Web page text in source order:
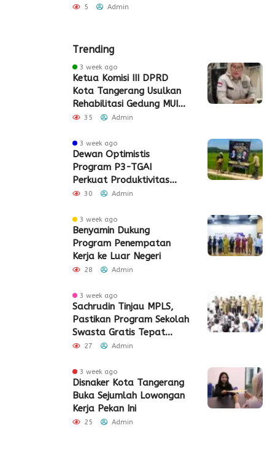
5 Admin
Trending
3 week ago
Ketua Komisi III DPRD
Kota Tangerang Usulkan
Rehabilitasi Gedung MUI
Periuk
35 Admin
3 week ago
Dewan Optimistis
Program P3-TGAI
Perkuat Produktivitas
Pertanian di Lebak
30 Admin
3 week ago
Benyamin Dukung
Program Penempatan
Kerja ke Luar Negeri
28 Admin
3 week ago
Sachrudin Tinjau MPLS,
Pastikan Program Sekolah
Swasta Gratis Tepat
Sasaran
27 Admin
3 week ago
Disnaker Kota Tangerang
Buka Sejumlah Lowongan
Kerja Pekan Ini
25 Admin